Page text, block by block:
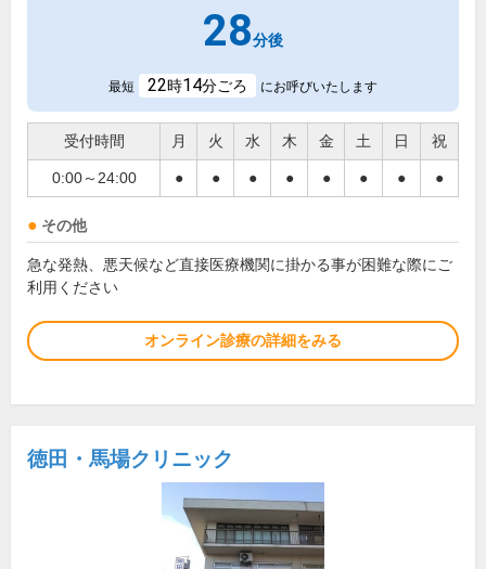
28分後
最短 22時14分ごろ にお呼びいたします
受付時間 月 火 水 木 金 土 日 祝
0:00～24:00 ● ● ● ● ● ● ● ●
その他
急な発熱、悪天候など直接医療機関に掛かる事が困難な際にご
利用ください
オンライン診療の詳細をみる
徳田・馬場クリニック